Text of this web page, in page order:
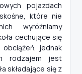
pojazdach
które nie
wyróżniamy
cechujące się
obciążeń, jednak
rodzajem jest
składające się z